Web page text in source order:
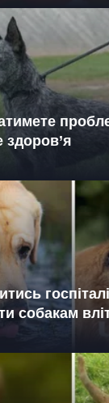
здоров’я
собакам